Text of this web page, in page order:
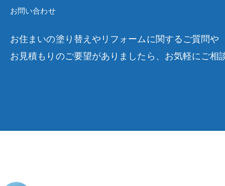
お問い合わせ
お住まいの塗り替えやリフォームに関するご質問や
お見積もりのご要望がありましたら、お気軽にご相